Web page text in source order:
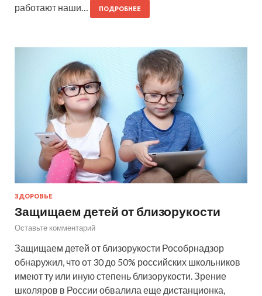
работают наши…
ПОДРОБНЕЕ
ЗДОРОВЬЕ
Защищаем детей от близорукости
Оставьте комментарий
Защищаем детей от близорукости Рособрнадзор
обнаружил, что от 30 до 50% российских школьников
имеют ту или иную степень близорукости. Зрение
школяров в России обвалила еще дистанционка,